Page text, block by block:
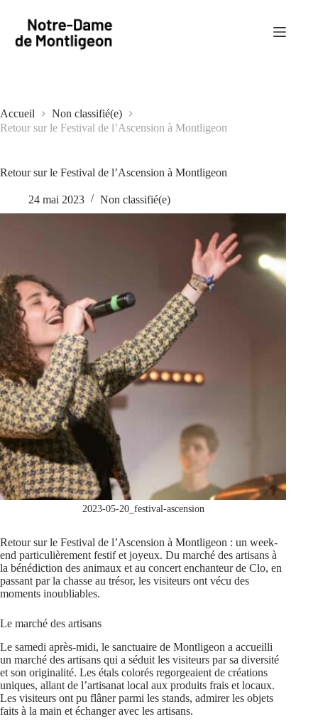
contenu
Accueil
Non classifié(e)
Retour sur le Festival de l’Ascension à Montligeon
Retour sur le Festival de l’Ascension à Montligeon
24 mai 2023 Non classifié(e)
2023-05-20_festival-ascension
Retour sur le Festival de l’Ascension à Montligeon : un week-
end particulièrement festif et joyeux. Du marché des artisans à
la bénédiction des animaux et au concert enchanteur de Clo, en
passant par la chasse au trésor, les visiteurs ont vécu des
moments inoubliables.
Le marché des artisans
Le samedi après-midi, le sanctuaire de Montligeon a accueilli
un marché des artisans qui a séduit les visiteurs par sa diversité
et son originalité. Les étals colorés regorgeaient de créations
uniques, allant de l’artisanat local aux produits frais et locaux.
Les visiteurs ont pu flâner parmi les stands, admirer les objets
faits à la main et échanger avec les artisans.